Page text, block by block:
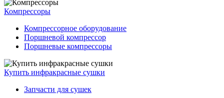
Компрессоры
Компрессорное оборудование
Поршневой компрессор
Поршневые компрессоры
Купить инфракрасные сушки
Запчасти для сушек